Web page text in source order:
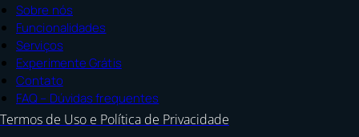
Sobre nós
Funcionalidades
Serviços
Experimente Grátis
Contato
FAQ – Dúvidas frequentes
Termos de Uso e Política de Privacidade